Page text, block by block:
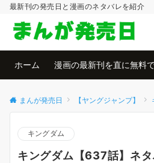
最新刊の発売日と漫画のネタバレを紹介
ホーム 漫画の最新刊を直に無料
まんが発売日 【ヤングジャンプ】
キングダム
キングダム【637話】ネ